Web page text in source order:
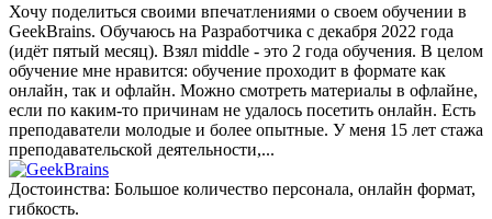
Хочу поделиться своими впечатлениями о своем обучении в
GeekBrains. Обучаюсь на Разработчика с декабря 2022 года
(идёт пятый месяц). Взял middle - это 2 года обучения. В целом
обучение мне нравится: обучение проходит в формате как
онлайн, так и офлайн. Можно смотреть материалы в офлайне,
если по каким-то причинам не удалось посетить онлайн. Есть
преподаватели молодые и более опытные. У меня 15 лет стажа
преподавательской деятельности,...
Достоинства: Большое количество персонала, онлайн формат,
гибкость.